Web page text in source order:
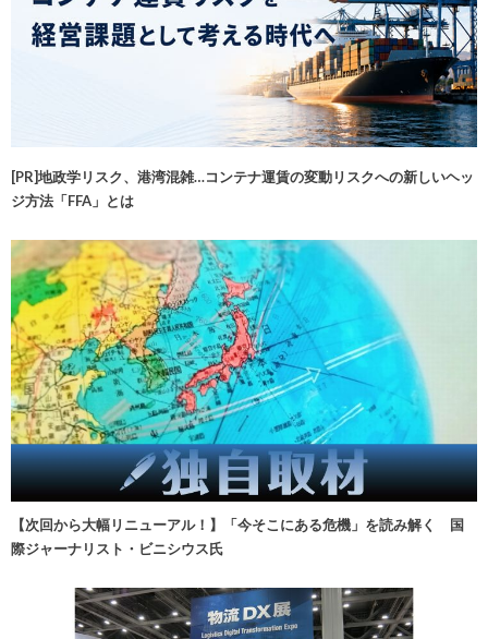
[PR]地政学リスク、港湾混雑…コンテナ運賃の変動リスクへの新しいヘッ
ジ方法「FFA」とは
【次回から大幅リニューアル！】「今そこにある危機」を読み解く 国
際ジャーナリスト・ビニシウス氏